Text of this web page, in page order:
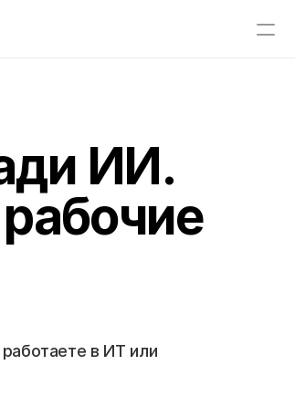
ИИ.
в ИТ или